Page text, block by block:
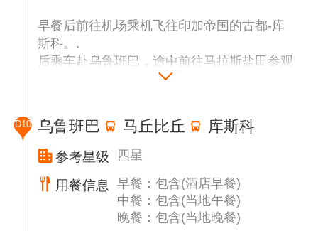
早餐后前往机场乘机飞往印加帝国的古都-库
斯科。.
后乘车赴乌鲁班巴，途中前往马拉斯盐田参观
（约20分钟），位于秘鲁马拉斯的神圣山谷，
层层叠叠就像排列整齐的梯田一样。马拉斯盐
田在印加文明出现之前就已经形成，整片盐田
让山丘都染上了一层白色，景色十分壮观。
晚餐后入住酒店休息，夜宿乌鲁班巴。
温馨提示：库斯科平均海拔3400米，乌鲁班
巴平均海拔2800米，故特别安排入住乌鲁班
D10 乌鲁班巴 马丘比丘 库斯科
参考星级 四星
用餐信息
早餐：包含(酒店早餐)
中餐：包含(当地午餐)
晚餐：包含(当地晚餐)